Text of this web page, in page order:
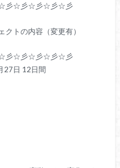
彡☆彡☆彡☆彡☆彡
トの内容（変更有）
彡☆彡☆彡☆彡☆彡
27日 12日間